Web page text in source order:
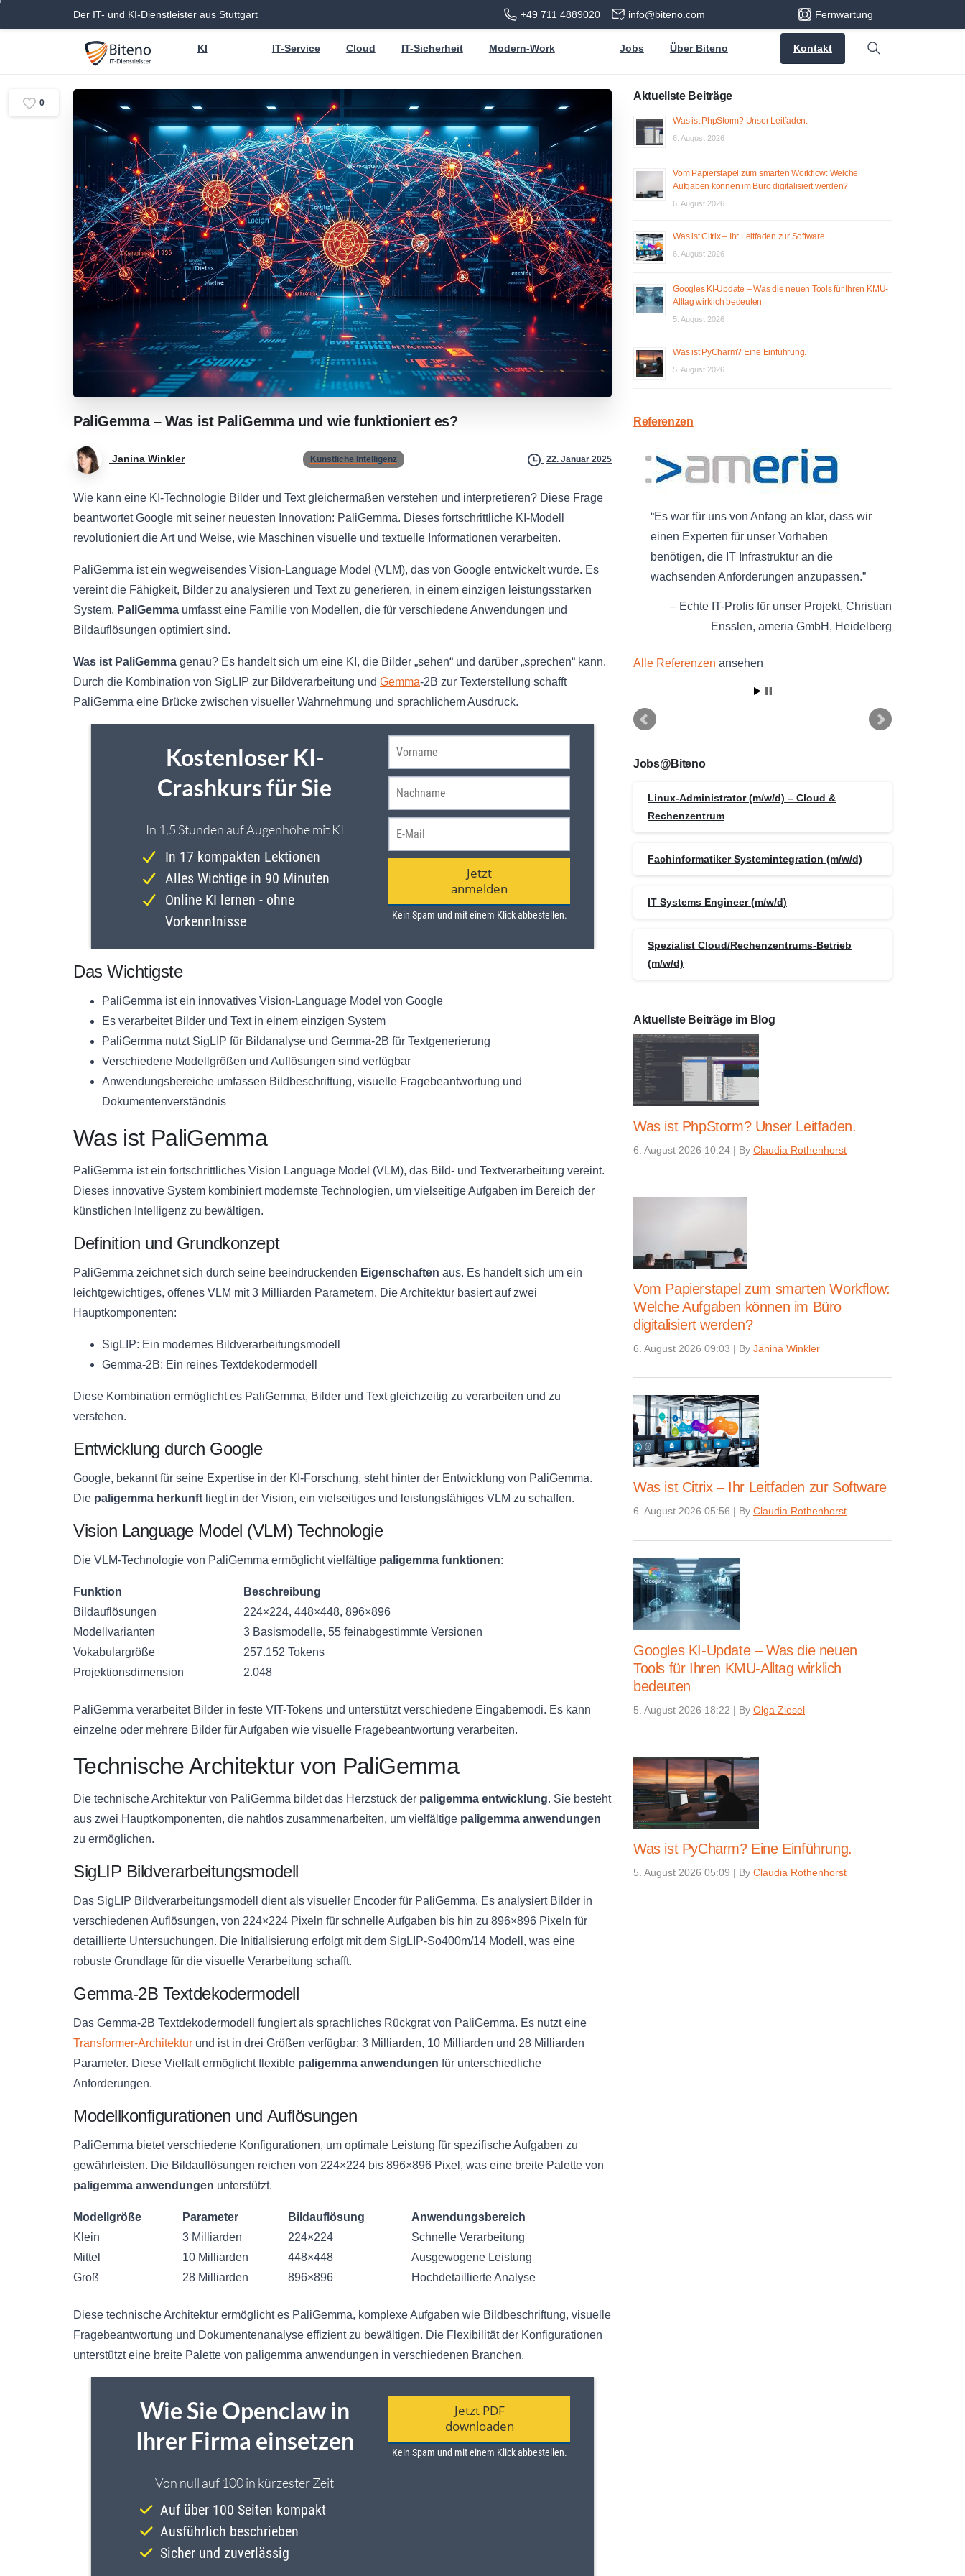
Der IT- und KI-Dienstleister aus Stuttgart +49 711 4889020 info@biteno.com Fernwartung
KI IT-Service Cloud IT-Sicherheit Modern-Work Jobs Über Biteno Kontakt
Search
PaliGemma – Was ist PaliGemma und wie funktioniert es?
Janina Winkler Künstliche Intelligenz 22. Januar 2025
Wie kann eine KI-Technologie Bilder und Text gleichermaßen verstehen und interpretieren? Diese Frage
beantwortet Google mit seiner neuesten Innovation: PaliGemma. Dieses fortschrittliche KI-Modell
revolutioniert die Art und Weise, wie Maschinen visuelle und textuelle Informationen verarbeiten.
PaliGemma ist ein wegweisendes Vision-Language Model (VLM), das von Google entwickelt wurde. Es
vereint die Fähigkeit, Bilder zu analysieren und Text zu generieren, in einem einzigen leistungsstarken
System. PaliGemma umfasst eine Familie von Modellen, die für verschiedene Anwendungen und
Bildauflösungen optimiert sind.
Was ist PaliGemma genau? Es handelt sich um eine KI, die Bilder „sehen“ und darüber „sprechen“ kann.
Durch die Kombination von SigLIP zur Bildverarbeitung und Gemma-2B zur Texterstellung schafft
PaliGemma eine Brücke zwischen visueller Wahrnehmung und sprachlichem Ausdruck.
Das Wichtigste
PaliGemma ist ein innovatives Vision-Language Model von Google
Es verarbeitet Bilder und Text in einem einzigen System
PaliGemma nutzt SigLIP für Bildanalyse und Gemma-2B für Textgenerierung
Verschiedene Modellgrößen und Auflösungen sind verfügbar
Anwendungsbereiche umfassen Bildbeschriftung, visuelle Fragebeantwortung und
Dokumentenverständnis
Was ist PaliGemma
PaliGemma ist ein fortschrittliches Vision Language Model (VLM), das Bild- und Textverarbeitung vereint.
Dieses innovative System kombiniert modernste Technologien, um vielseitige Aufgaben im Bereich der
künstlichen Intelligenz zu bewältigen.
Definition und Grundkonzept
PaliGemma zeichnet sich durch seine beeindruckenden Eigenschaften aus. Es handelt sich um ein
leichtgewichtiges, offenes VLM mit 3 Milliarden Parametern. Die Architektur basiert auf zwei
Hauptkomponenten:
SigLIP: Ein modernes Bildverarbeitungsmodell
Gemma-2B: Ein reines Textdekodermodell
Diese Kombination ermöglicht es PaliGemma, Bilder und Text gleichzeitig zu verarbeiten und zu
verstehen.
Entwicklung durch Google
Google, bekannt für seine Expertise in der KI-Forschung, steht hinter der Entwicklung von PaliGemma.
Die paligemma herkunft liegt in der Vision, ein vielseitiges und leistungsfähiges VLM zu schaffen.
Vision Language Model (VLM) Technologie
Die VLM-Technologie von PaliGemma ermöglicht vielfältige paligemma funktionen:
Funktion
Beschreibung
Bildauflösungen
224×224, 448×448, 896×896
Modellvarianten
3 Basismodelle, 55 feinabgestimmte Versionen
Vokabulargröße
257.152 Tokens
Projektionsdimension
2.048
PaliGemma verarbeitet Bilder in feste VIT-Tokens und unterstützt verschiedene Eingabemodi. Es kann
einzelne oder mehrere Bilder für Aufgaben wie visuelle Fragebeantwortung verarbeiten.
Technische Architektur von PaliGemma
Die technische Architektur von PaliGemma bildet das Herzstück der paligemma entwicklung. Sie besteht
aus zwei Hauptkomponenten, die nahtlos zusammenarbeiten, um vielfältige paligemma anwendungen
zu ermöglichen.
SigLIP Bildverarbeitungsmodell
Das SigLIP Bildverarbeitungsmodell dient als visueller Encoder für PaliGemma. Es analysiert Bilder in
verschiedenen Auflösungen, von 224×224 Pixeln für schnelle Aufgaben bis hin zu 896×896 Pixeln für
detaillierte Untersuchungen. Die Initialisierung erfolgt mit dem SigLIP-So400m/14 Modell, was eine
robuste Grundlage für die visuelle Verarbeitung schafft.
Gemma-2B Textdekodermodell
Das Gemma-2B Textdekodermodell fungiert als sprachliches Rückgrat von PaliGemma. Es nutzt eine
Transformer-Architektur und ist in drei Größen verfügbar: 3 Milliarden, 10 Milliarden und 28 Milliarden
Parameter. Diese Vielfalt ermöglicht flexible paligemma anwendungen für unterschiedliche
Anforderungen.
Modellkonfigurationen und Auflösungen
PaliGemma bietet verschiedene Konfigurationen, um optimale Leistung für spezifische Aufgaben zu
gewährleisten. Die Bildauflösungen reichen von 224×224 bis 896×896 Pixel, was eine breite Palette von
paligemma anwendungen unterstützt.
Modellgröße Parameter Bildauflösung
Anwendungsbereich
Klein
3 Milliarden 224×224
Schnelle Verarbeitung
Mittel
10 Milliarden 448×448
Ausgewogene Leistung
Groß
28 Milliarden 896×896 Hochdetaillierte Analyse
Diese technische Architektur ermöglicht es PaliGemma, komplexe Aufgaben wie Bildbeschriftung, visuelle
Fragebeantwortung und Dokumentenanalyse effizient zu bewältigen. Die Flexibilität der Konfigurationen
unterstützt eine breite Palette von paligemma anwendungen in verschiedenen Branchen.
0
Aktuellste Beiträge
Was ist PhpStorm? Unser Leitfaden.
6. August 2026
Vom Papierstapel zum smarten Workflow: Welche
Aufgaben können im Büro digitalisiert werden?
6. August 2026
Was ist Citrix – Ihr Leitfaden zur Software
6. August 2026
Googles KI-Update – Was die neuen Tools für Ihren KMU-
Alltag wirklich bedeuten
5. August 2026
Was ist PyCharm? Eine Einführung.
5. August 2026
Referenzen
Es war für uns von Anfang an klar, dass wir
einen Experten für unser Vorhaben
benötigen, die IT Infrastruktur an die
wachsenden Anforderungen anzupassen.
Echte IT-Profis für unser Projekt Christian
Ensslen ameria GmbH Heidelberg
Alle Referenzen ansehen
Jobs@Biteno
Linux-Administrator (m/w/d) – Cloud &
Rechenzentrum
Fachinformatiker Systemintegration (m/w/d)
IT Systems Engineer (m/w/d)
Spezialist Cloud/Rechenzentrums-Betrieb
(m/w/d)
Aktuellste Beiträge im Blog
Was ist PhpStorm? Unser Leitfaden.
6. August 2026 10:24 | By Claudia Rothenhorst
Vom Papierstapel zum smarten Workflow:
Welche Aufgaben können im Büro
digitalisiert werden?
6. August 2026 09:03 | By Janina Winkler
Was ist Citrix – Ihr Leitfaden zur Software
6. August 2026 05:56 | By Claudia Rothenhorst
Googles KI-Update – Was die neuen
Tools für Ihren KMU-Alltag wirklich
bedeuten
5. August 2026 18:22 | By Olga Ziesel
Was ist PyCharm? Eine Einführung.
5. August 2026 05:09 | By Claudia Rothenhorst